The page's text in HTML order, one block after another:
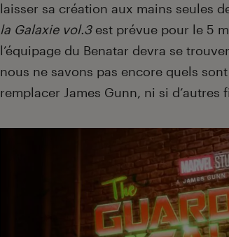
laisser sa création aux mains seules
la Galaxie vol.3est prévue pour le 5
l’équipage du Benatar devra se
nous ne savons pas encore quels
remplacer James Gunn, ni si